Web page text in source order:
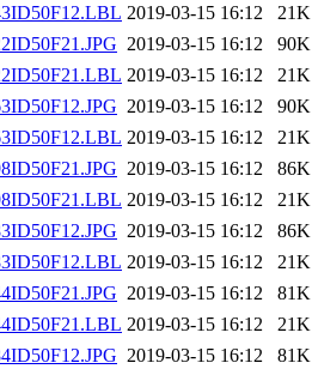
2019-03-15 16:12
21K
2019-03-15 16:12
90K
2019-03-15 16:12
21K
2019-03-15 16:12
90K
2019-03-15 16:12
21K
2019-03-15 16:12
86K
2019-03-15 16:12
21K
2019-03-15 16:12
86K
2019-03-15 16:12
21K
2019-03-15 16:12
81K
2019-03-15 16:12
21K
2019-03-15 16:12
81K